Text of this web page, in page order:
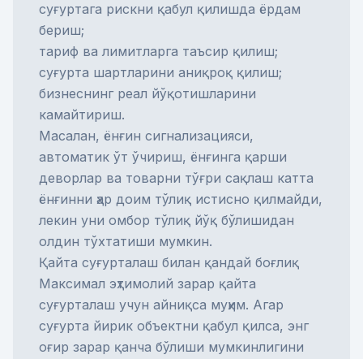
суғуртага рискни қабул қилишда ёрдам
бериш;
тариф ва лимитларга таъсир қилиш;
суғурта шартларини аниқроқ қилиш;
бизнеснинг реал йўқотишларини
камайтириш.
Масалан, ёнғин сигнализацияси,
автоматик ўт ўчириш, ёнғинга қарши
деворлар ва товарни тўғри сақлаш катта
ёнғинни ҳар доим тўлиқ истисно қилмайди,
лекин уни омбор тўлиқ йўқ бўлишидан
олдин тўхтатиши мумкин.
Қайта суғурталаш билан қандай боғлиқ
Максимал эҳтимолий зарар қайта
суғурталаш учун айниқса муҳим. Агар
суғурта йирик объектни қабул қилса, энг
оғир зарар қанча бўлиши мумкинлигини